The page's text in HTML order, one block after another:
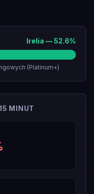
Irelia —52.6%
(Platinum+)
MINUT